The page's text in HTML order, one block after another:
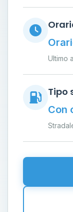
Ultimo
Tipo
Con